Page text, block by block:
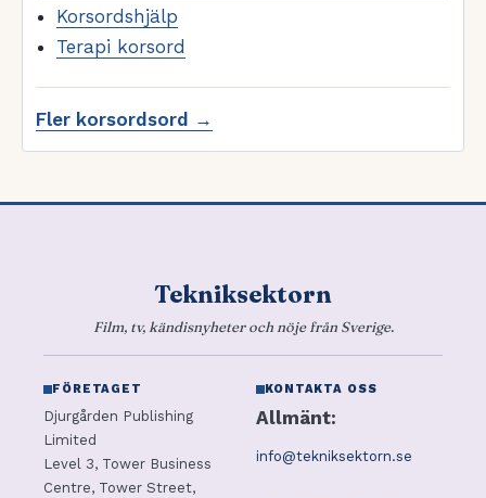
Korsordshjälp
Terapi korsord
Fler korsordsord →
Tekniksektorn
Film, tv, kändisnyheter och nöje från Sverige.
FÖRETAGET
Djurgården Publishing
Limited
Level 3, Tower Business
Centre, Tower Street,
KONTAKTA OSS
Allmänt:
info@tekniksektorn.se